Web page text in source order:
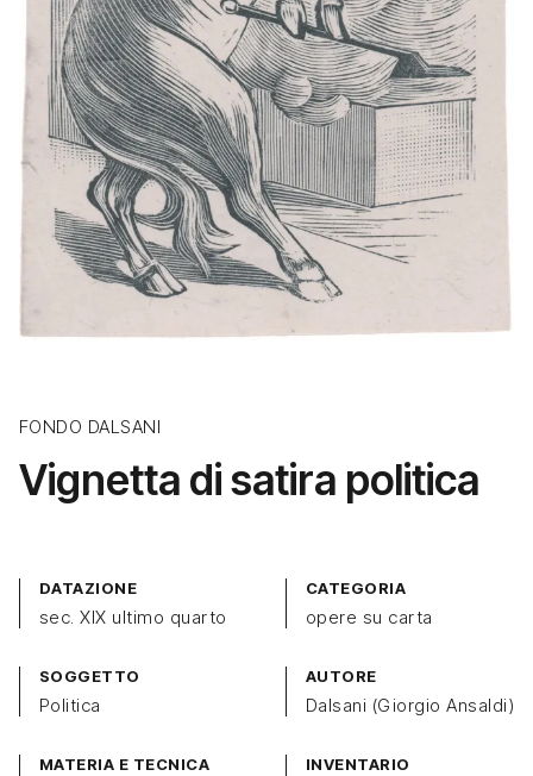
FONDO DALSANI
Vignetta di satira politica
DATAZIONE
sec. XIX ultimo quarto
CATEGORIA
opere su carta
SOGGETTO
Politica
AUTORE
Dalsani (Giorgio Ansaldi)
MATERIA E TECNICA INVENTARIO